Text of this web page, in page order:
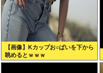
【画像】Kカップお○ぱいを下から
眺めるとｗｗｗ